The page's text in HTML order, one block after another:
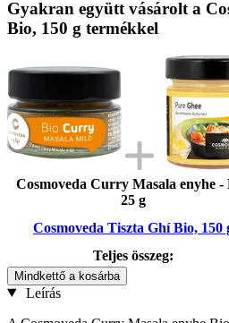
Gyakran együtt vásárolt a
Bio, 150 g termékkel
Cosmoveda Curry Masala enyhe -
25 g
Cosmoveda Tiszta Ghí Bio, 150
Teljes összeg:
Mindkettő a kosárba
Leírás